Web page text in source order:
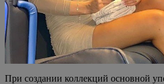
При создании коллекций основной